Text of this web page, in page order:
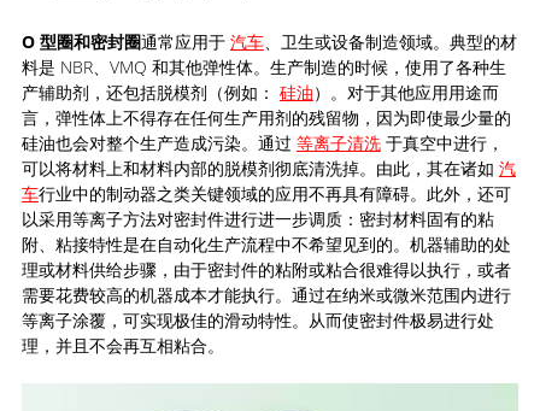
O 型圈和密封圈通常应用于 汽车、卫生或设备制造领域。典型的材
料是 NBR、VMQ 和其他弹性体。生产制造的时候，使用了各种生
产辅助剂，还包括脱模剂（例如： 硅油）。对于其他应用用途而
言，弹性体上不得存在任何生产用剂的残留物，因为即使最少量的
硅油也会对整个生产造成污染。通过 等离子清洗于真空中进行，
可以将材料上和材料内部的脱模剂彻底清洗掉。由此，其在诸如 汽
车行业中的制动器之类关键领域的应用不再具有障碍。此外，还可
以采用等离子方法对密封件进行进一步调质：密封材料固有的粘
附、粘接特性是在自动化生产流程中不希望见到的。机器辅助的处
理或材料供给步骤，由于密封件的粘附或粘合很难得以执行，或者
需要花费较高的机器成本才能执行。通过在纳米或微米范围内进行
等离子涂覆，可实现极佳的滑动特性。从而使密封件极易进行处
理，并且不会再互相粘合。